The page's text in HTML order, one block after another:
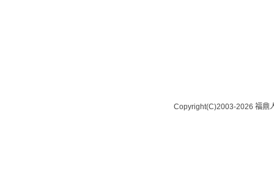
Copyright(C)2003-2026 福